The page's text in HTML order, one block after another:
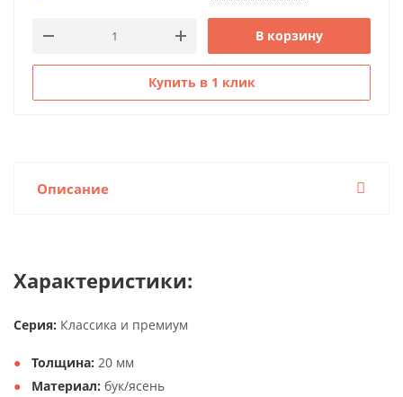
В корзину
Купить в 1 клик
Описание
Характеристики:
Серия: Классика и премиум
Толщина: 20 мм
Материал: бук/ясень